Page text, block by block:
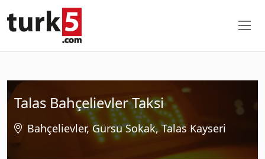
Talas Bahçelievler Taksi
Bahçelievler, Gürsu Sokak, Talas Kayseri